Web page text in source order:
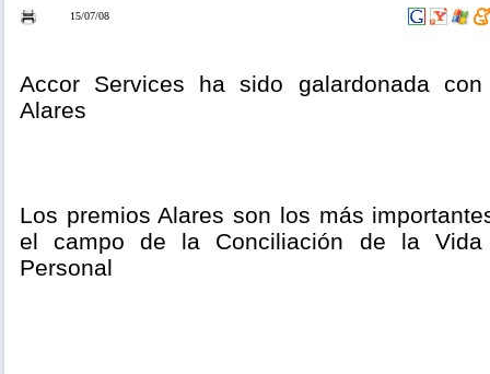
15/07/08
Accor Services ha sido galardonada
Alares
Los premios Alares son los más
el campo de la Conciliación de la Vida
Personal